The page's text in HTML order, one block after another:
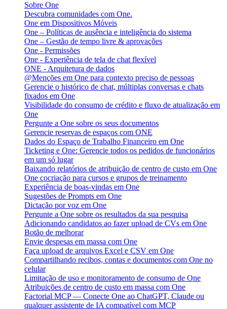
Sobre One
Descubra comunidades com One.
One em Dispositivos Móveis
One – Políticas de ausência e inteligência do sistema
One – Gestão de tempo livre & aprovações
One - Permissões
One - Experiência de tela de chat flexível
ONE - Arquitetura de dados
@Menções em One para contexto preciso de pessoas
Gerencie o histórico de chat, múltiplas conversas e chats
fixados em One
Visibilidade do consumo de crédito e fluxo de atualização em
One
Pergunte a One sobre os seus documentos
Gerencie reservas de espaços com ONE
Dados do Espaço de Trabalho Financeiro em One
Ticketing e One: Gerencie todos os pedidos de funcionários
em um só lugar
Baixando relatórios de atribuição de centro de custo em One
One cocriação para cursos e grupos de treinamento
Experiência de boas-vindas em One
Sugestões de Prompts em One
Dictação por voz em One
Pergunte a One sobre os resultados da sua pesquisa
Adicionando candidatos ao fazer upload de CVs em One
Botão de melhorar
Envie despesas em massa com One
Faça upload de arquivos Excel e CSV em One
Compartilhando recibos, contas e documentos com One no
celular
Limitação de uso e monitoramento de consumo de One
Atribuições de centro de custo em massa com One
Factorial MCP — Conecte One ao ChatGPT, Claude ou
qualquer assistente de IA compatível com MCP